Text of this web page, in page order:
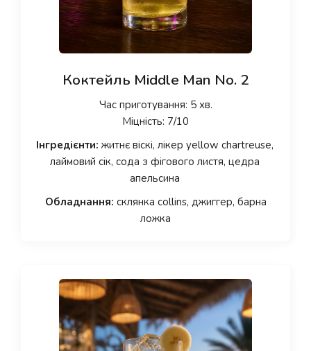
Коктейль Middle Man No. 2
Час приготування: 5 хв.
Міцність: 7/10
Інгредієнти: житнє віскі, лікер yellow chartreuse,
лаймовий сік, сода з фігового листя, цедра
апельсина
Обладнання: склянка collins, джиггер, барна
ложка